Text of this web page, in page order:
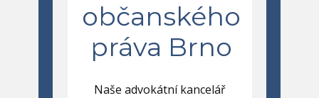
občanského
práva Brno
Naše advokátní kancelář